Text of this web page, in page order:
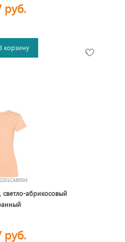
руб.
корзину
светло-абрикосовый
руб.